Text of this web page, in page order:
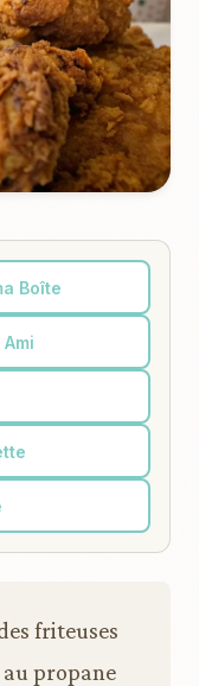
Boîte
friteuses
propane